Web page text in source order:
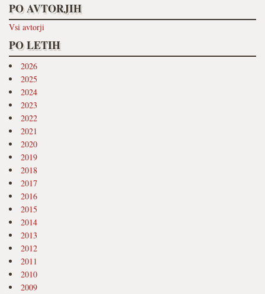
PO AVTORJIH
Vsi avtorji
PO LETIH
2026
2025
2024
2023
2022
2021
2020
2019
2018
2017
2016
2015
2014
2013
2012
2011
2010
2009